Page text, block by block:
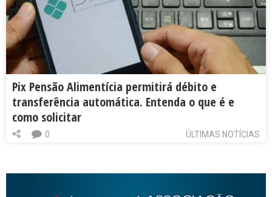
Pix Pensão Alimentícia permitirá débito e
transferência automática. Entenda o que é e
como solicitar
ÚLTIMAS NOTÍCIAS
0